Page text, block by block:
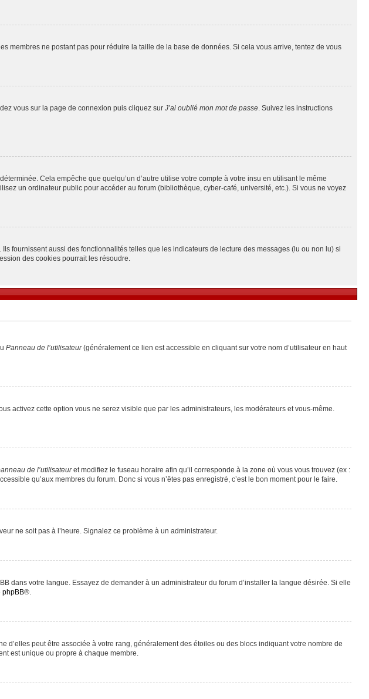
membres ne postant pas pour réduire la taille de la base de données. Si cela vous arrive, tentez de vous
vous sur la page de connexion puis cliquez sur J’ai oublié mon mot de passe. Suivez les instructions
Cela empêche que quelqu’un d’autre utilise votre compte à votre insu en utilisant le même
un ordinateur public pour accéder au forum (bibliothèque, cyber-café, université, etc.). Si vous ne voyez
fournissent aussi des fonctionnalités telles que les indicateurs de lecture des messages (lu ou non lu) si
des cookies pourrait les résoudre.
Panneau de l’utilisateur(généralement ce lien est accessible en cliquant sur votre nom d’utilisateur en haut
activez cette option vous ne serez visible que par les administrateurs, les modérateurs et vous-même.
de l’utilisateuret modifiez le fuseau horaire afin qu’il corresponde à la zone où vous vous trouvez (ex :
qu’aux membres du forum. Donc si vous n’êtes pas enregistré, c’est le bon moment pour le faire.
ne soit pas à l’heure. Signalez ce problème à un administrateur.
dans votre langue. Essayez de demander à un administrateur du forum d’installer la langue désirée. Si elle
phpBB®.
d’elles peut être associée à votre rang, généralement des étoiles ou des blocs indiquant votre nombre de
est unique ou propre à chaque membre.